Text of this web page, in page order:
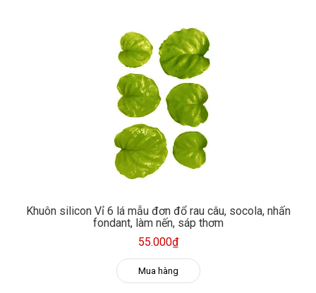
Khuôn silicon Vỉ 6 lá mẫu đơn đổ rau câu, socola, nhấn
fondant, làm nến, sáp thơm
55.000₫
Mua hàng